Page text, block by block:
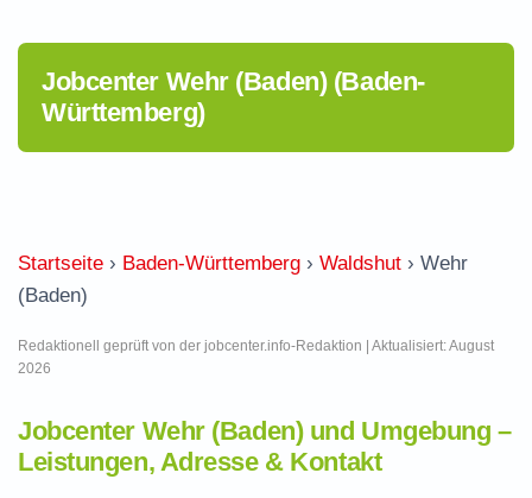
Jobcenter Wehr (Baden) (Baden-
Württemberg)
Startseite › Baden-Württemberg › Waldshut › Wehr
(Baden)
Redaktionell geprüft von der jobcenter.info-Redaktion | Aktualisiert: August
2026
Jobcenter Wehr (Baden) und Umgebung –
Leistungen, Adresse & Kontakt